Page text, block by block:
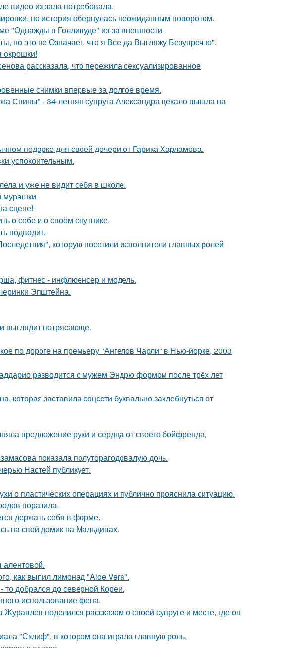
видео из зала потребовала.
но история обернулась неожиданным поворотом.
"Однажды в Голливуде" из-за внешности.
но это не Означает, что я Всегда Выгляжу Безупречно".
oкрошки!
рассказала, что пережила сексуализированное
снимки впервые за долгое время.
Спины" - 34-летняя супруга Александра цекало вышла на
подарке для своей дочери от Гарика Харламова.
успокоительным.
и уже не видит себя в школе.
мурашки.
сцене!
о себе и о своём спутнике.
подводит.
которую посетили исполнители главных ролей
фитнес - инфлюенсер и модель.
Эпштейна.
выглядит потрясающе.
по дороге на премьеру "Ангелов Чарли" в Нью-йорке, 2003
разводится с мужем Эндрю формом после трёх лет
которая заставила соцсети буквально захлебнуться от
предложение руки и сердца от своего бойфренда,
показала полуторагодовалую дочь.
Настей публикует.
о пластических операциях и публично прояснила ситуацию.
поразила.
держать себя в форме.
на свой домик на Мальдивах.
как выпил лимонад "Aloe Vera".
то добрался до северной Кореи.
использование фена.
поделился рассказом о своей супруге и месте, где он
"Склиф", в котором она играла главную роль.